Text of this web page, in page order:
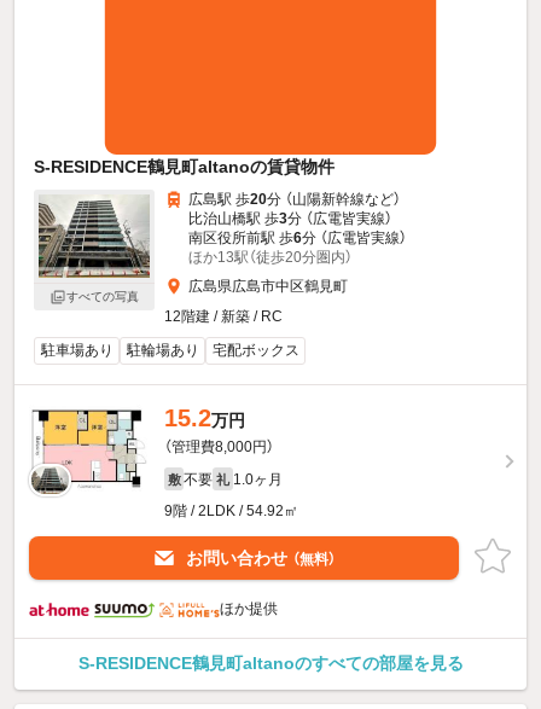
S-RESIDENCE鶴見町altanoの賃貸物件
すべての写真
広島駅 歩20分 （山陽新幹線など）
比治山橋駅 歩3分 （広電皆実線）
南区役所前駅 歩6分 （広電皆実線）
ほか13駅（徒歩20分圏内）
広島県広島市中区鶴見町
12階建 / 新築 / RC
駐車場あり
駐輪場あり 宅配ボックス
15.2万円
（管理費8,000円）
敷 不要 礼 1.0ヶ月
9階 / 2LDK / 54.92㎡
お問い合わせ （無料）
ほか提供
S-RESIDENCE鶴見町altanoのすべての部屋を見る